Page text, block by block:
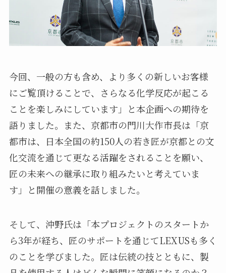
今回、一般の方も含め、より多くの新しいお客様
にご覧頂けることで、さらなる化学反応が起こる
ことを楽しみにしています」と本企画への期待を
語りました。また、京都市の門川大作市長は「京
都市は、日本全国の約150人の若き匠が京都との文
化交流を通じて更なる活躍をされることを願い、
匠の未来への継承に取り組みたいと考えていま
す」と開催の意義を話しました。
そして、沖野氏は「本プロジェクトのスタートか
ら3年が経ち、匠のサポートを通じてLEXUSも多く
のことを学びました。匠は伝統の技とともに、製